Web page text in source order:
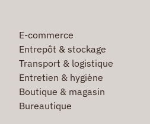
E-commerce
Entrepôt & stockage
Transport & logistique
Entretien & hygiène
Boutique & magasin
Bureautique